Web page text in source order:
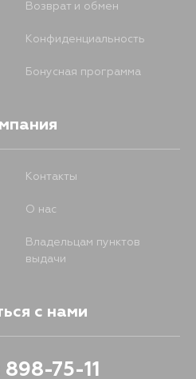
Возврат и обмен
Конфиденциальность
Бонусная программа
Контакты
О нас
Владельцам пунктов
выдачи
с нами
898-75-11